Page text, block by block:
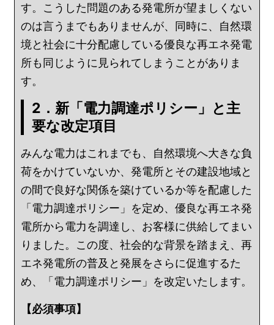
す。こうした問題のある発電所が望ましくない
のは言うまでもありませんが、同時に、自然環
境と社会に十分配慮している優良な再エネ発電
所も同じように見られてしまうことがありま
す。
2．新「電力調達ポリシー」と主
要な改定項目
みんな電力はこれまでも、自然環境へ大きな負
荷をかけていないか、発電所とその建設地域と
の間で良好な関係を築けているか等を配慮した
「電力調達ポリシー」を定め、優良な再エネ発
電所から電力を調達し、お客様に供給してまい
りました。この度、社会的な背景を踏まえ、再
エネ発電所の普及と発展をさらに促進するた
め、「電力調達ポリシー」を改定いたします。
【必須事項】